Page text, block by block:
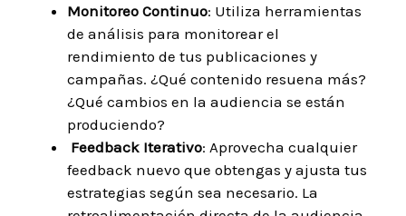
Monitoreo Continuo: Utiliza herramientas
de análisis para monitorear el
rendimiento de tus publicaciones y
campañas. ¿Qué contenido resuena más?
¿Qué cambios en la audiencia se están
produciendo?
Feedback Iterativo: Aprovecha cualquier
feedback nuevo que obtengas y ajusta tus
estrategias según sea necesario. La